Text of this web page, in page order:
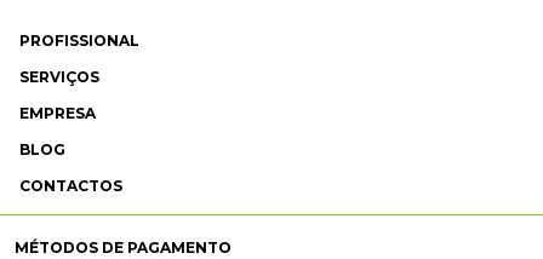
PROFISSIONAL
SERVIÇOS
EMPRESA
BLOG
CONTACTOS
MÉTODOS DE PAGAMENTO